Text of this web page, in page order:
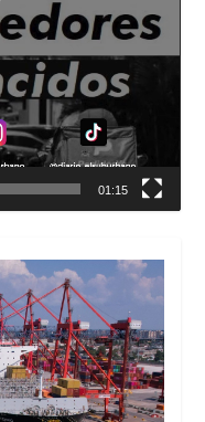
01:15